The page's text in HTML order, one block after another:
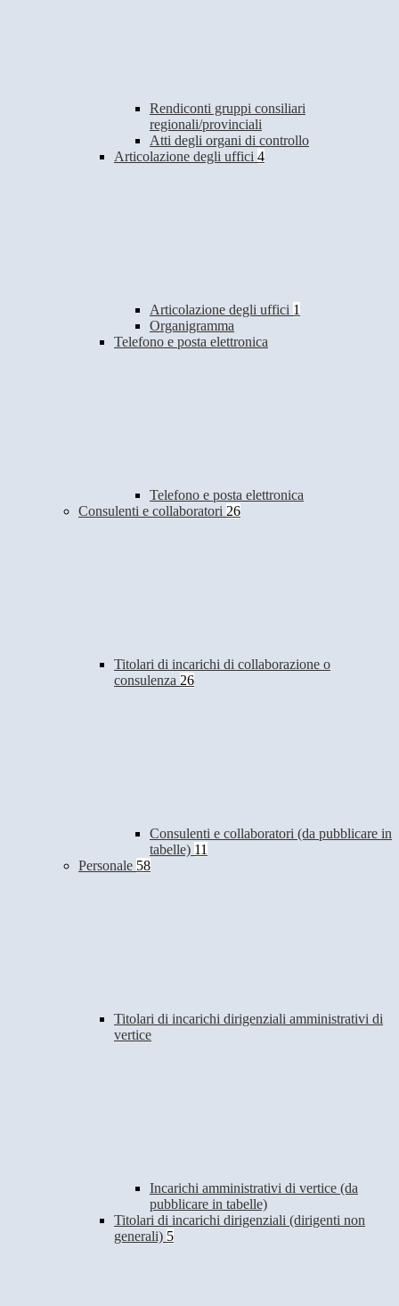
Rendiconti gruppi consiliari
regionali/provinciali
Atti degli organi di controllo
Articolazione degli uffici 4
Articolazione degli uffici 1
Organigramma
Telefono e posta elettronica
Telefono e posta elettronica
Consulenti e collaboratori 26
Titolari di incarichi di collaborazione o
consulenza 26
Consulenti e collaboratori (da pubblicare in
tabelle) 11
Personale 58
Titolari di incarichi dirigenziali amministrativi di
vertice
Incarichi amministrativi di vertice (da
pubblicare in tabelle)
Titolari di incarichi dirigenziali (dirigenti non
generali) 5